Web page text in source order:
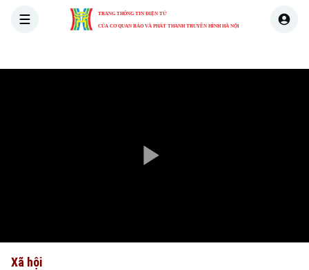
TRANG THÔNG TIN ĐIỆN TỬ
CỦA CƠ QUAN BÁO VÀ PHÁT THANH TRUYỀN HÌNH HÀ NỘI
Xã hội